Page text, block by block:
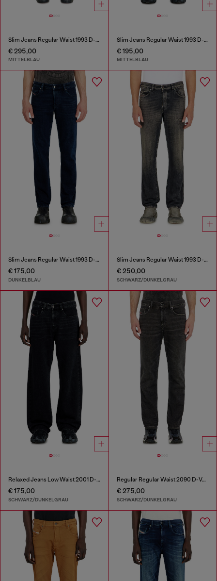
Slim Jeans Regular Waist 1993 D-Vyl
€ 295,00
MITTELBLAU
Slim Jeans Regular Waist 1993 D-Vyl
€ 195,00
MITTELBLAU
Slim Jeans Regular Waist 1993 D-Vyl
€ 175,00
DUNKELBLAU
Slim Jeans Regular Waist 1993 D-Vyl
€ 250,00
SCHWARZ/DUNKELGRAU
Relaxed Jeans Low Waist 2001 D-Macro
€ 175,00
SCHWARZ/DUNKELGRAU
Regular Regular Waist 2090 D-Veekley Joggjeans®
€ 275,00
SCHWARZ/DUNKELGRAU